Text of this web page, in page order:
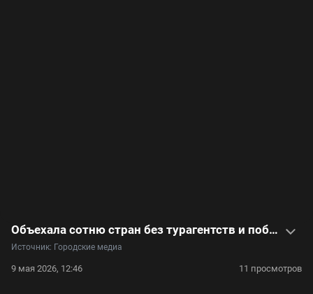
Объехала сотню стран без турагентств и побывала на всех континентах. Видео
Источник: Городские медиа
9 мая 2026, 12:46 11 просмотров